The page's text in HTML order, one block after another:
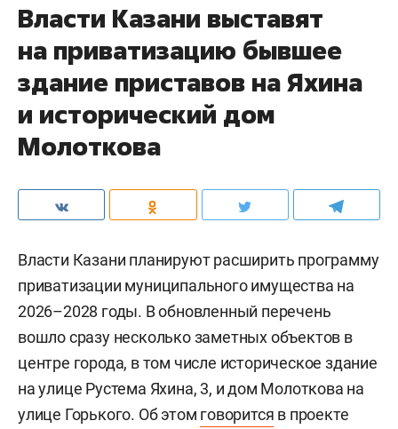
Власти Казани выставят
на приватизацию бывшее
здание приставов на Яхина
и исторический дом
Молоткова
Власти Казани планируют расширить программу
приватизации муниципального имущества на
2026–2028 годы. В обновленный перечень
вошло сразу несколько заметных объектов в
центре города, в том числе историческое здание
на улице Рустема Яхина, 3, и дом Молоткова на
улице Горького. Об этом говорится в проекте